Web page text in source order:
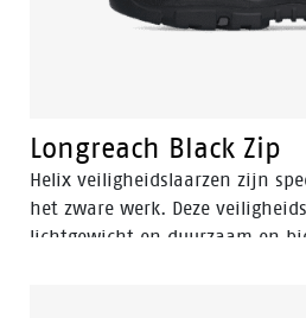
Longreach Black Zip
Helix veiligheidslaarzen zijn
het zware werk. Deze
lichtgewicht en duurzaam en